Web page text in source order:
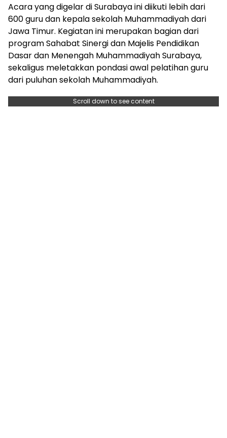
Acara yang digelar di Surabaya ini diikuti lebih dari
600 guru dan kepala sekolah Muhammadiyah dari
Jawa Timur. Kegiatan ini merupakan bagian dari
program Sahabat Sinergi dan Majelis Pendidikan
Dasar dan Menengah Muhammadiyah Surabaya,
sekaligus meletakkan pondasi awal pelatihan guru
dari puluhan sekolah Muhammadiyah.
Scroll down to see content